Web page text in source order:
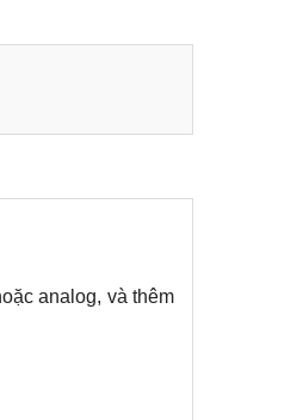
analog, và thêm